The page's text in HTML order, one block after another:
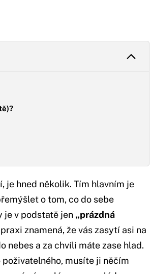
je hned několik. Tím hlavním je
o tom, co do sebe
je v podstatě jen „prázdná
znamená, že vás zasytí asi na
nebes a za chvíli máte zase hlad.
musíte ji něčím